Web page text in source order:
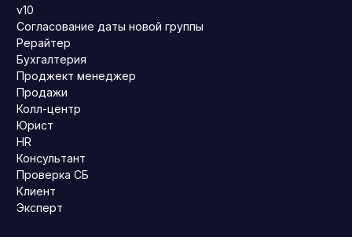
v10
Согласование даты новой группы
Рерайтер
Бухгалтерия
Проджект менеджер
Продажи
Колл-центр
Юрист
HR
Консультант
Проверка СБ
Клиент
Эксперт